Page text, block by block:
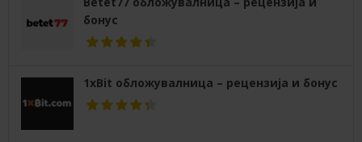
бонус
1xBit обложувалница – рецензија и бонус